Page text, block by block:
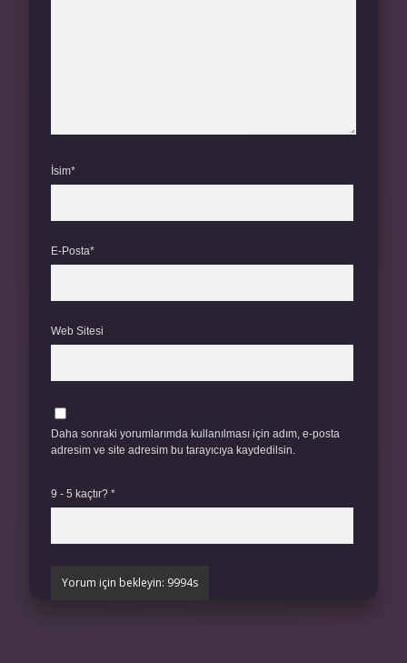
İsim*
E-Posta*
Web Sitesi
Daha sonraki yorumlarımda kullanılması için adım, e-posta
adresim ve site adresim bu tarayıcıya kaydedilsin.
9 - 5 kaçtır? *